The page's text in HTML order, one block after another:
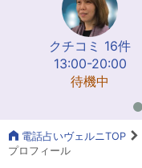
クチコミ 16件
13:00-20:00
待機中
電話占いヴェルニTOP
プロフィール